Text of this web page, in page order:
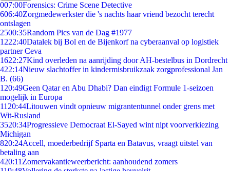
007:00Forensics: Crime Scene Detective
606:40Zorgmedewerkster die 's nachts haar vriend bezocht terecht
ontslagen
2500:35Random Pics van de Dag #1977
1222:40Datalek bij Bol en de Bijenkorf na cyberaanval op logistiek
partner Ceva
1622:27Kind overleden na aanrijding door AH-bestelbus in Dordrecht
422:14Nieuw slachtoffer in kindermisbruikzaak zorgprofessional Jan
B. (66)
1 20:49Geen Qatar en Abu Dhabi? Dan eindigt Formule 1-seizoen
mogelijk in Europa
11 20:44Litouwen vindt opnieuw migrantentunnel onder grens met
Wit-Rusland
3520:34Progressieve Democraat El-Sayed wint nipt voorverkiezing
Michigan
820:24Accell, moederbedrijf Sparta en Batavus, vraagt uitstel van
betaling aan
420:11 Zomervakantieweerbericht: aanhoudend zomers